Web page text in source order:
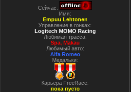
Сейчас:
Имя:
Empuu Lehtonen
Управление в гонках:
Logitech MOMO Racing
Любимая трасса:
Spa, Makau
Любимый авто:
Alfa Romeo
Медальки:
Карьера FreeRace:
пока пусто